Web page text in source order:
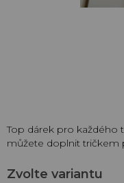
Zvolte variantu
Top dárek pro každého
můžete doplnit tričkem